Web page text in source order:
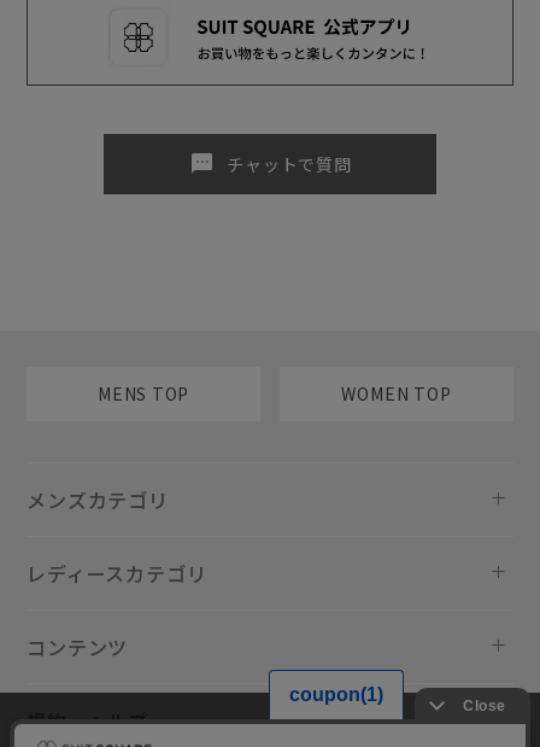
sms チャットで質問
MENS TOP WOMEN TOP
メンズカテゴリ
レディースカテゴリ
コンテンツ
規約・ヘルプ